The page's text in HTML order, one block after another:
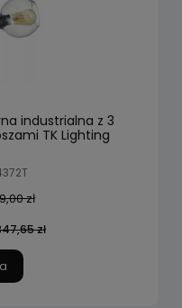
industrialna z 3
TK Lighting
zł
zł